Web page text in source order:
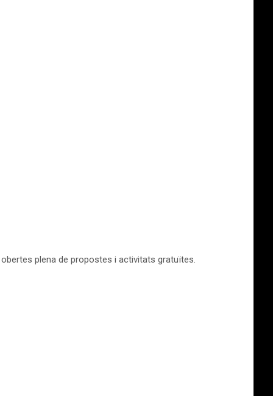
plena de propostes i activitats gratuïtes.